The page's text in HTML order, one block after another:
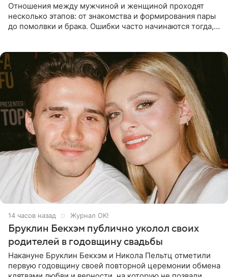
Отношения между мужчиной и женщиной проходят
несколько этапов: от знакомства и формирования пары
до помолвки и брака. Ошибки часто начинаются тогда,
14 часов назад Журнал OK!
Бруклин Бекхэм публично уколол своих
родителей в годовщину свадьбы
Накануне Бруклин Бекхэм и Никола Пельтц отметили
первую годовщину своей повторной церемонии обмена